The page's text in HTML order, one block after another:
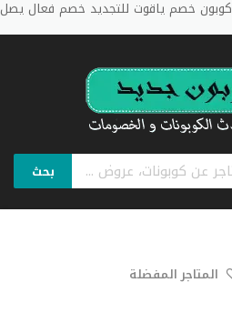
كوبون خصم ياقوت للتجديد خصم فعال يصل
بحث
المتاجر المفضلة